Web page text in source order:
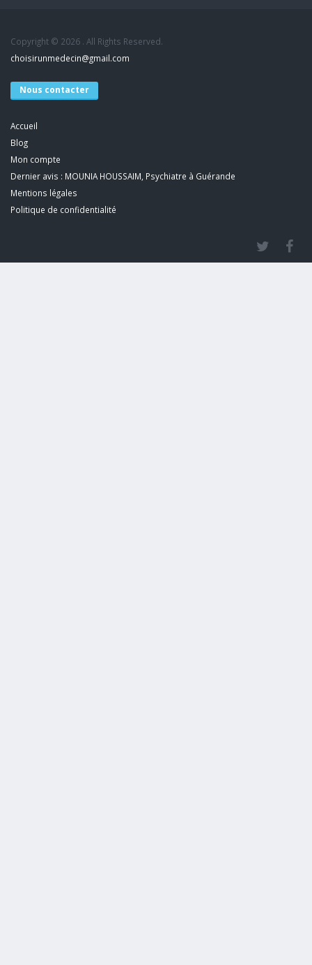
Copyright © 2026 . All Rights Reserved.
choisirunmedecin@gmail.com
Nous contacter
Accueil
Blog
Mon compte
Dernier avis : MOUNIA HOUSSAIM, Psychiatre à Guérande
Mentions légales
Politique de confidentialité